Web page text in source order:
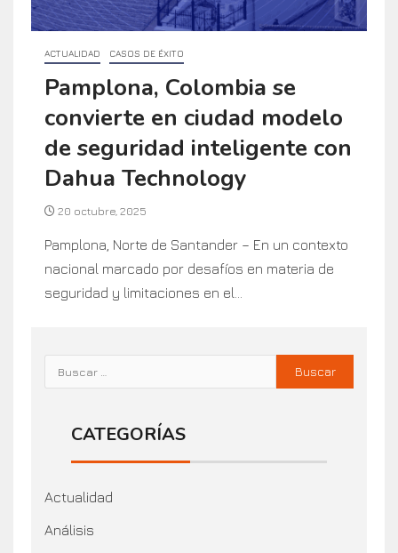
ACTUALIDAD CASOS DE ÉXITO
Pamplona, Colombia se
convierte en ciudad modelo
de seguridad inteligente con
Dahua Technology
20 octubre, 2025
Pamplona, Norte de Santander – En un contexto
nacional marcado por desafíos en materia de
seguridad y limitaciones en el...
CATEGORÍAS
Actualidad
Análisis